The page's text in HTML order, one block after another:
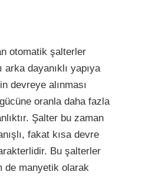
otomatik şalterler
dayanıklı yapıya
devreye alınması
oranla daha fazla
Şalter bu zaman
fakat kısa devre
Bu şalterler
de manyetik olarak